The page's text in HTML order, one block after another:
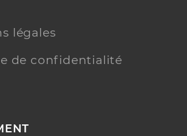
légales
de confidentialité